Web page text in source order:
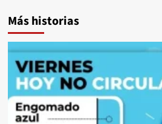
Más historias